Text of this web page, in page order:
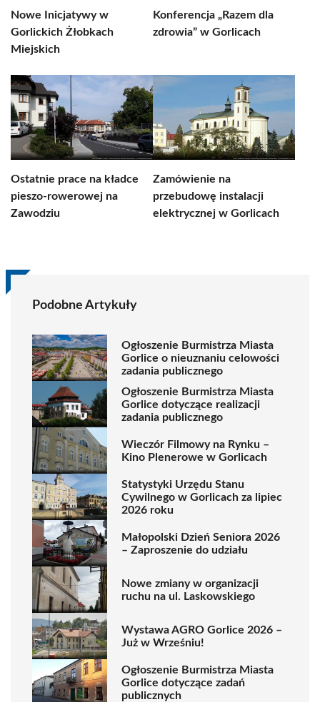
Nowe Inicjatywy w
Gorlickich Żłobkach
Miejskich
Konferencja „Razem dla
zdrowia” w Gorlicach
Ostatnie prace na kładce
pieszo-rowerowej na
Zawodziu
Zamówienie na
przebudowę instalacji
elektrycznej w Gorlicach
Podobne Artykuły
Ogłoszenie Burmistrza Miasta
Gorlice o nieuznaniu celowości
zadania publicznego
Ogłoszenie Burmistrza Miasta
Gorlice dotyczące realizacji
zadania publicznego
Wieczór Filmowy na Rynku –
Kino Plenerowe w Gorlicach
Statystyki Urzędu Stanu
Cywilnego w Gorlicach za lipiec
2026 roku
Małopolski Dzień Seniora 2026
– Zaproszenie do udziału
Nowe zmiany w organizacji
ruchu na ul. Laskowskiego
Wystawa AGRO Gorlice 2026 –
Już w Wrześniu!
Ogłoszenie Burmistrza Miasta
Gorlice dotyczące zadań
publicznych